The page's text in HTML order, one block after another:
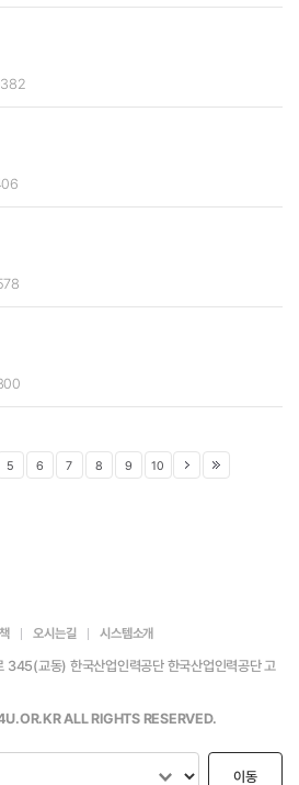
5 6 7 8 9 10
오시는길 시스템소개
교동) 한국산업인력공단 한국산업인력공단 고
ALL RIGHTS RESERVED.
이동